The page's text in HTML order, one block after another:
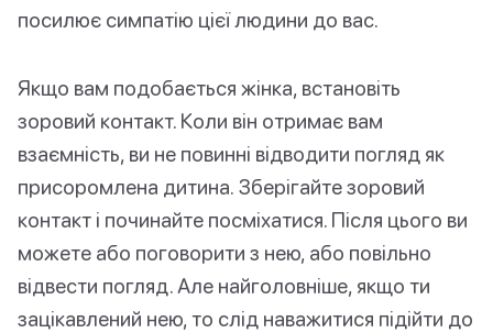
посилює симпатію цієї людини до вас.
Якщо вам подобається жінка, встановіть
зоровий контакт. Коли він отримає вам
взаємність, ви не повинні відводити погляд як
присоромлена дитина. Зберігайте зоровий
контакт і починайте посміхатися. Після цього ви
можете або поговорити з нею, або повільно
відвести погляд. Але найголовніше, якщо ти
зацікавлений нею, то слід наважитися підійти до